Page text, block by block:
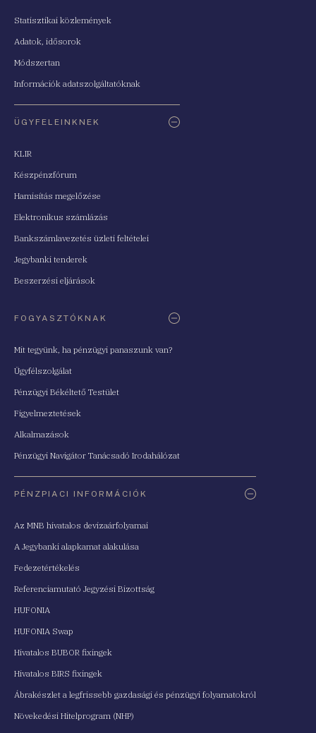
Statisztikai közlemények
Adatok, idősorok
Módszertan
Információk adatszolgáltatóknak
ÜGYFELEINKNEK
KLIR
Készpénzfórum
Hamisítás megelőzése
Elektronikus számlázás
Bankszámlavezetés üzleti feltételei
Jegybanki tenderek
Beszerzési eljárások
FOGYASZTÓKNAK
Mit tegyünk, ha pénzügyi panaszunk van?
Ügyfélszolgálat
Pénzügyi Békéltető Testület
Figyelmeztetések
Alkalmazások
Pénzügyi Navigátor Tanácsadó Irodahálózat
PÉNZPIACI INFORMÁCIÓK
Az MNB hivatalos devizaárfolyamai
A Jegybanki alapkamat alakulása
Fedezetértékelés
Referenciamutató Jegyzési Bizottság
HUFONIA
HUFONIA Swap
Hivatalos BUBOR fixingek
Hivatalos BIRS fixingek
Ábrakészlet a legfrissebb gazdasági és pénzügyi folyamatokról
Növekedési Hitelprogram (NHP)